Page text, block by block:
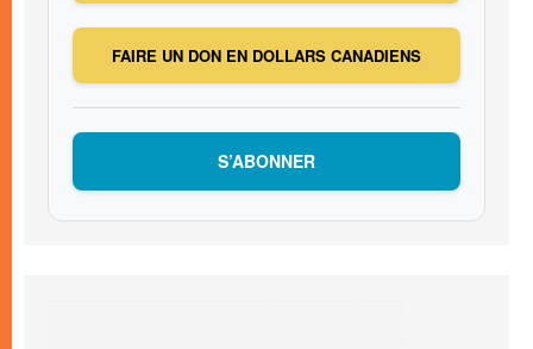
FAIRE UN DON EN DOLLARS CANADIENS
S’ABONNER